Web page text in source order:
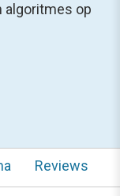
algoritmes op
Reviews